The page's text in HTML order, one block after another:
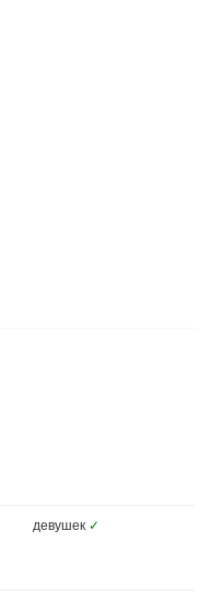
девушек ✓